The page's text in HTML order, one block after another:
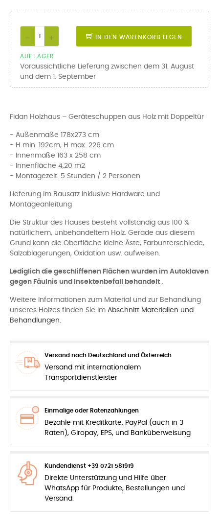
IN DEN WARENKORB LEGEN
AUF LAGER
Voraussichtliche Lieferung zwischen dem 31. August
und dem 1. September
Fidan Holzhaus – Geräteschuppen aus Holz mit Doppeltür
- Außenmaße 178x273 cm
- H min. 192cm, H max. 226 cm
- Innenmaße 163 x 258 cm
- Innenfläche 4,20 m2
- Montagezeit: 5 Stunden / 2 Personen
Lieferung im Bausatz inklusive Hardware und
Montageanleitung
Die Struktur des Hauses besteht vollständig aus 100 %
natürlichem, unbehandeltem Holz. Gerade aus diesem
Grund kann die Oberfläche kleine Äste, Farbunterschiede,
Salzablagerungen, Oxidation usw. aufweisen.
Lediglich die geschliffenen Flächen wurden im Autoklaven
gegen Fäulnis und Insektenbefall behandelt .
Weitere Informationen zum Material und zur Behandlung
unseres Holzes finden Sie im Abschnitt Materialien und
Behandlungen.
Versand nach Deutschland und Österreich
Versand mit internationalem
Transportdienstleister
Einmalige oder Ratenzahlungen
Bezahle mit Kreditkarte, PayPal (auch in 3
Raten), Giropay, EPS, und Banküberweisung
Kundendienst +39 0721 581919
Direkte Unterstützung und Hilfe über
WhatsApp für Produkte, Bestellungen und
Versand.